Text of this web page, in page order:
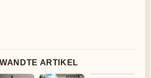
ARTIKEL